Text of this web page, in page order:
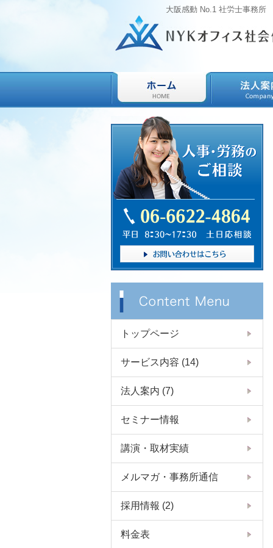
大阪感動 No.1 社労士事務所
トップページ
サービス内容 (14)
法人案内 (7)
セミナー情報
講演・取材実績
メルマガ・事務所通信
採用情報 (2)
料金表